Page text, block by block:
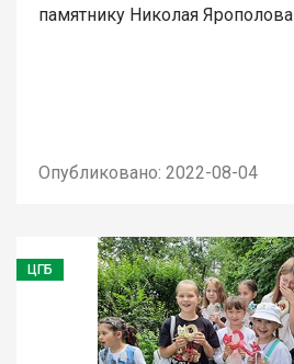
памятнику Николая Ярополова
Опубликовано: 2022-08-04
ЦГБ